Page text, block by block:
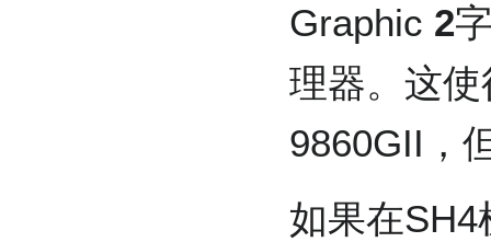
Graphic 2
理器。这
9860GII，
如果在SH4